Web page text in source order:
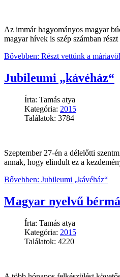
Az immár hagyományos magyar
magyar hívek is szép számban
Bővebben: Részt vettünk a
Jubileumi „kávéház“
Írta: Tamás atya
Kategória: 2015
Találatok: 3784
Szeptember 27-én a délelőtti
annak, hogy elindult ez a
Bővebben: Jubileumi „kávéház“
Magyar nyelvű
Írta: Tamás atya
Kategória: 2015
Találatok: 4220